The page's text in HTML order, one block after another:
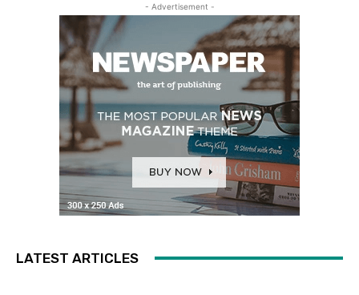
- Advertisement -
LATEST ARTICLES